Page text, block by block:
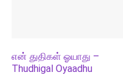
என் துதிகள் ஓயாது –
Thudhigal Oyaadhu